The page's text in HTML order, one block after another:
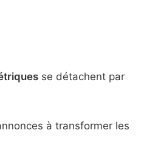
se détachent par
à transformer les